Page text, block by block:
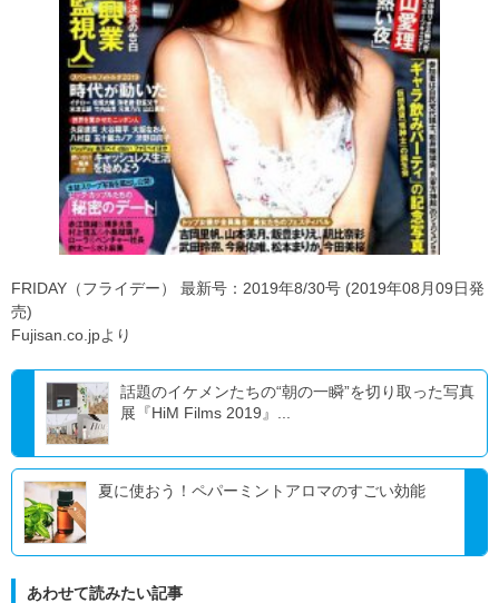
FRIDAY（フライデー） 最新号：2019年8/30号 (2019年08月09日発
売)
Fujisan.co.jpより
話題のイケメンたちの“朝の一瞬”を切り取った写真
展『HiM Films 2019』...
夏に使おう！ペパーミントアロマのすごい効能
あわせて読みたい記事